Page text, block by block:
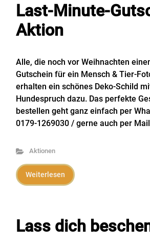
Last-Minute-
Aktion
Alle, die noch vor Weihnachten
Gutschein für ein Mensch & Tier-
erhalten ein schönes Deko-Schild
Hundespruch dazu. Das perfekte
bestellen geht ganz einfach per
0179-1269030 / gerne auch per
Aktionen
Weiterlesen
Lass dich